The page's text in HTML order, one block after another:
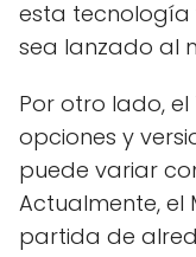
esta tecnología
sea lanzado al
Por otro lado, el
opciones y
puede variar
Actualmente, el
partida de